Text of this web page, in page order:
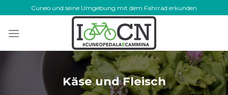
to
content
Cuneo und seine Umgebung mit dem Fahrrad erkunden
Käse und Fleisch